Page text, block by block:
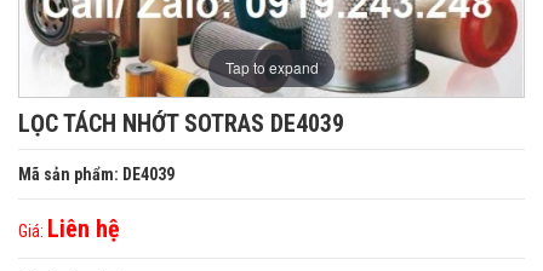
Tap to expand
LỌC TÁCH NHỚT SOTRAS DE4039
Mã sản phẩm: DE4039
Giá: Liên hệ